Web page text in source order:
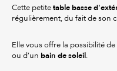
Cette petite table basse
régulièrement, du fait de son
Elle vous offre la possibilité
ou d’un bain de soleil.